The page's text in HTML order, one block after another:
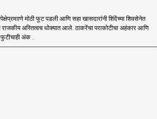
अपेक्षेप्रमााणे मोठी फूट पडली आणि सहा खासदारांनी शिंदेंच्या शिवसेनेत
अस्तित्वच धोक्यात आले. ठाकरेंचा पराकोटीचा अहंकार आणि
अंक ..